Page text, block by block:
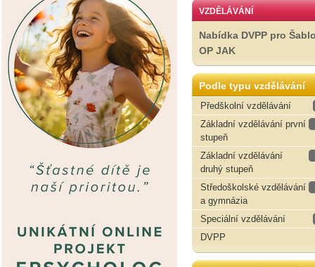
VZDĚLÁVÁNÍ
Nabídka DVPP pro
OP JAK
Podle typu vzdělávání
Předškolní vzdělávání
Základní vzdělávání první
stupeň
Základní vzdělávání
druhý stupeň
Středoškolské vzdělávání
a gymnázia
Speciální vzdělávání
DVPP